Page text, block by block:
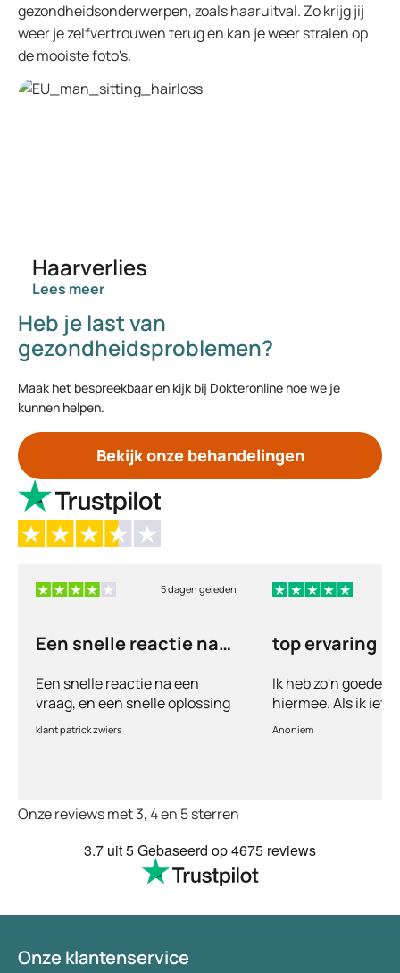
gezondheidsonderwerpen, zoals haaruitval. Zo krijg jij
weer je zelfvertrouwen terug en kan je weer stralen op
de mooiste foto's.
Haarverlies
Lees meer
Heb je last van
gezondheidsproblemen?
Maak het bespreekbaar en kijk bij Dokteronline hoe we je
kunnen helpen.
Bekijk onze behandelingen
5 dagen geleden
Een snelle reactie na
Een snelle reactie na een
vraag, en een snelle oplossing
klant patrick zwiers
top ervaring
Ik heb zo'n goede
hiermee. Als ik iets
vul ik een
te smeken voor
(meer) geld, maar
Anoniem
Onze reviews met 3, 4 en 5 sterren
3.7 uit 5Gebaseerd op4675 reviews
Onze klantenservice